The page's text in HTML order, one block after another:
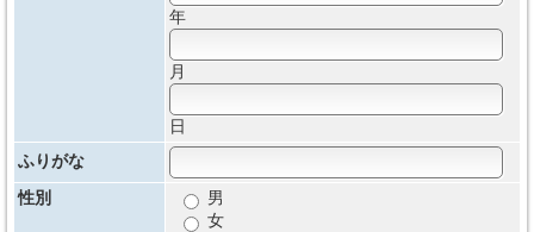
年
月
日
ふりがな
性別
男
女